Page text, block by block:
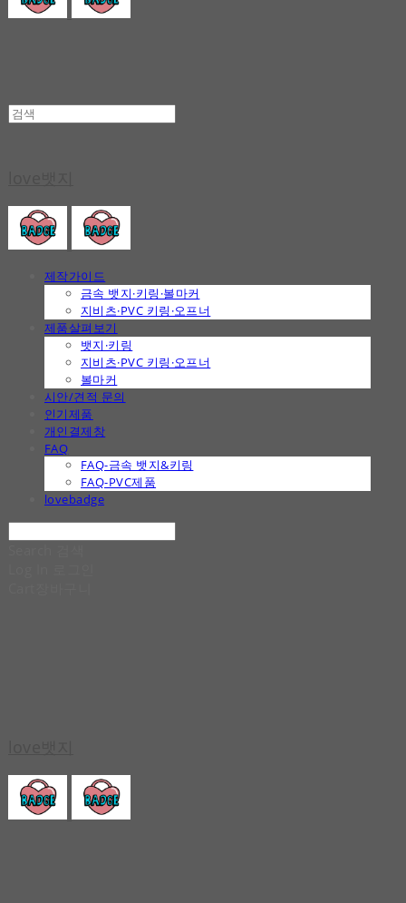
제작가이드
금속 뱃지·키링·볼마커
지비츠·PVC 키링·오프너
제품살펴보기
뱃지·키링
지비츠·PVC 키링·오프너
볼마커
시안/견적 문의
인기제품
개인결제창
FAQ
FAQ-금속 뱃지&키링
FAQ-PVC제품
lovebadge